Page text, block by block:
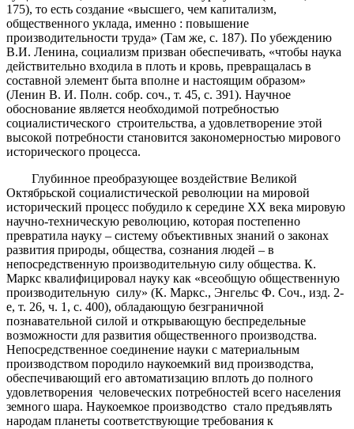
175), то есть создание «высшего, чем капитализм,
общественного уклада, именно : повышение
производительности труда» (Там же, с. 187). По убеждению
В.И. Ленина, социализм призван обеспечивать, «чтобы наука
действительно входила в плоть и кровь, превращалась в
составной элемент быта вполне и настоящим образом»
(Ленин В. И. Полн. собр. соч., т. 45, с. 391). Научное
обоснование является необходимой потребностью
социалистического строительства, а удовлетворение этой
высокой потребности становится закономерностью мирового
исторического процесса.
Глубинное преобразующее воздействие Великой
Октябрьской социалистической революции на мировой
исторический процесс побудило к середине ХХ века мировую
научно-техническую революцию, которая постепенно
превратила науку – систему объективных знаний о законах
развития природы, общества, сознания людей – в
непосредственную производительную силу общества. К.
Маркс квалифицировал науку как «всеобщую общественную
производительную силу» (К. Маркс., Энгельс Ф. Соч., изд. 2-
е, т. 26, ч. 1, с. 400), обладающую безграничной
познавательной силой и открывающую беспредельные
возможности для развития общественного производства.
Непосредственное соединение науки с материальным
производством породило наукоемкий вид производства,
обеспечивающий его автоматизацию вплоть до полного
удовлетворения человеческих потребностей всего населения
земного шара. Наукоемкое производство стало предъявлять
народам планеты соответствующие требования к